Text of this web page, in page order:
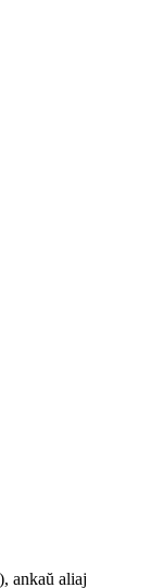
ankaŭ aliaj